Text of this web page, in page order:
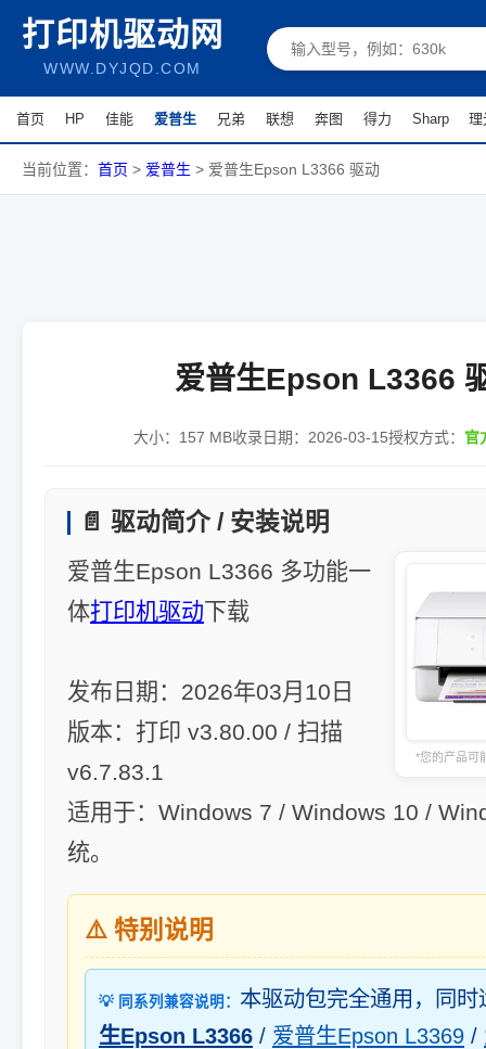
打印机驱动网
WWW.DYJQD.COM
首页 HP 佳能 爱普生 兄弟 联想 奔图 得力 Sharp 理
当前位置： 首页 > 爱普生 > 爱普生Epson L3366 驱动
爱普生Epson L3366
大小： 157 MB收录日期： 2026-03-15授权方式： 官
📄 驱动简介 / 安装说明
*您的产品可
爱普生Epson L3366 多功能一
体打印机驱动下载
发布日期：2026年03月10日
版本：打印 v3.80.00 / 扫描
v6.7.83.1
适用于：Windows 7 / Windows 10 /
统。
⚠️ 特别说明
💡 同系列兼容说明： 本驱动包完全通用，同
生Epson L3366 / 爱普生Epson L3369 /